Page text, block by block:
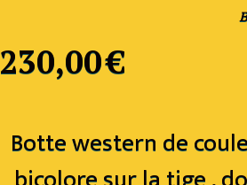
Botte western de
230,00€